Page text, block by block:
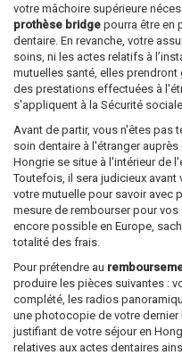
votre mâchoire supérieure
prothèse bridge pourra être en
dentaire. En revanche, votre
soins, ni les actes relatifs à
mutuelles santé, elles
des prestations effectuées à
s'appliquent à la Sécurité sociale.
Avant de partir, vous n'êtes pas
soin dentaire à l'étranger
Hongrie se situe à l'intérieur de
Toutefois, il sera judicieux
votre mutuelle pour savoir avec
mesure de rembourser pour
encore possible en Europe,
totalité des frais.
Pour prétendre au
produire les pièces suivantes :
complété, les radios
une photocopie de votre
justifiant de votre séjour en
relatives aux actes dentaires